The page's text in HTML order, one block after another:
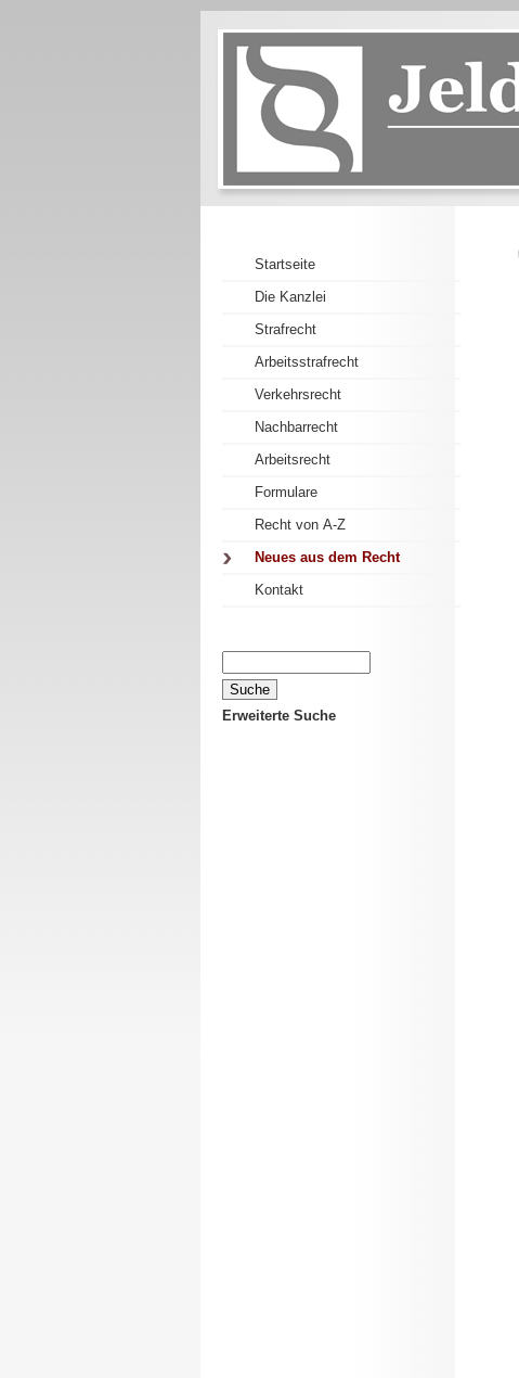
Startseite
Die Kanzlei
Strafrecht
Arbeitsstrafrecht
Verkehrsrecht
Nachbarrecht
Arbeitsrecht
Formulare
Recht von A-Z
Neues aus dem Recht
Kontakt
Erweiterte Suche